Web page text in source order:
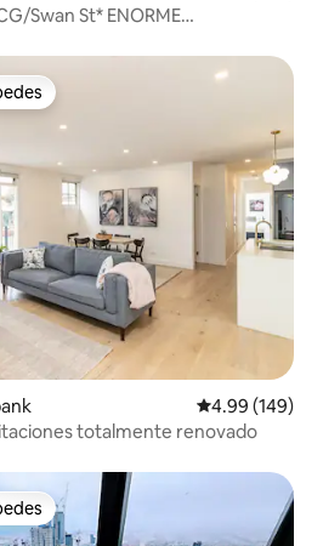
Swan St* ENORME
entre huéspedes
Calificación
4.99 (149)
totalmente renovado
entre huéspedes